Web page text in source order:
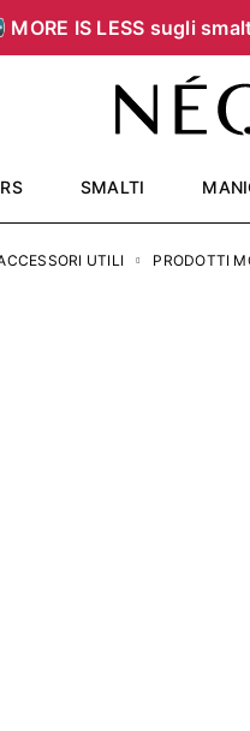
MORE IS LESS sugli
SMALTI
UTILI PRODOTTI